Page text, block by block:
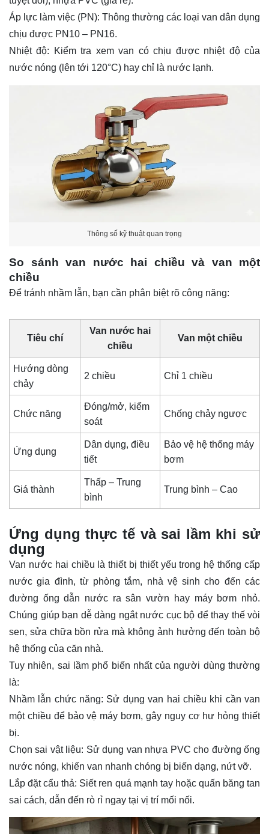
Áp lực làm việc (PN): Thông thường các loại van dân dụng
chịu được PN10 – PN16.
Nhiệt độ: Kiểm tra xem van có chịu được nhiệt độ của
nước nóng (lên tới 120°C) hay chỉ là nước lạnh.
Thông số kỹ thuật quan trọng
So sánh van nước hai chiều và van một
chiều
Để tránh nhầm lẫn, bạn cần phân biệt rõ công năng:
Tiêu chí
Van nước hai
chiều
Van một chiều
Hướng dòng
chảy
2 chiều Chỉ 1 chiều
Chức năng
Đóng/mở, kiểm
soát
Chống chảy ngược
Ứng dụng
Dân dụng, điều
tiết
Bảo vệ hệ thống máy
bơm
Giá thành
Thấp – Trung
bình
Trung bình – Cao
Ứng dụng thực tế và sai lầm khi sử
dụng
Van nước hai chiều là thiết bị thiết yếu trong hệ thống cấp
nước gia đình, từ phòng tắm, nhà vệ sinh cho đến các
đường ống dẫn nước ra sân vườn hay máy bơm nhỏ.
Chúng giúp bạn dễ dàng ngắt nước cục bộ để thay thế vòi
sen, sửa chữa bồn rửa mà không ảnh hưởng đến toàn bộ
hệ thống của căn nhà.
Tuy nhiên, sai lầm phổ biến nhất của người dùng thường
là:
Nhầm lẫn chức năng: Sử dụng van hai chiều khi cần van
một chiều để bảo vệ máy bơm, gây nguy cơ hư hỏng thiết
bị.
Chọn sai vật liệu: Sử dụng van nhựa PVC cho đường ống
nước nóng, khiến van nhanh chóng bị biến dạng, nứt vỡ.
Lắp đặt cẩu thả: Siết ren quá mạnh tay hoặc quấn băng tan
sai cách, dẫn đến rò rỉ ngay tại vị trí mối nối.